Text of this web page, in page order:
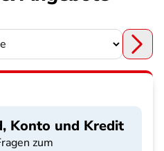
Konto und Kredit
zum